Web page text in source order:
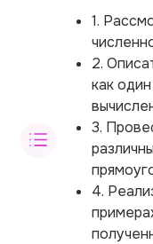
1.
2.
как
3.
4.